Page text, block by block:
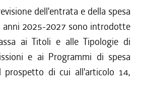
dell'entrata e della spesa
anni 2025-2027 sono introdotte
ai Titoli e alle Tipologie di
e ai Programmi di spesa
prospetto di cui all'articolo 14,